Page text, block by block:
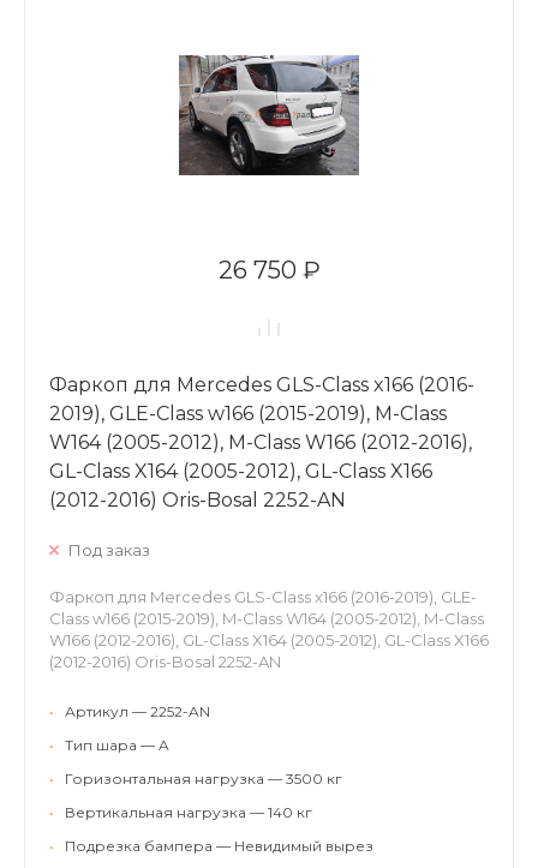
26 750 ₽
Фаркоп для Mercedes GLS-Class x166 (2016-
2019), GLE-Class w166 (2015-2019), M-Class
W164 (2005-2012), M-Class W166 (2012-2016),
GL-Class X164 (2005-2012), GL-Class X166
(2012-2016) Oris-Bosal 2252-AN
Под заказ
Фаркоп для Mercedes GLS-Class x166 (2016-2019), GLE-
Class w166 (2015-2019), M-Class W164 (2005-2012), M-Class
W166 (2012-2016), GL-Class X164 (2005-2012), GL-Class X166
(2012-2016) Oris-Bosal 2252-AN
•
Артикул — 2252-AN
•
Тип шара — A
•
Горизонтальная нагрузка — 3500 кг
•
Вертикальная нагрузка — 140 кг
•
Подрезка бампера — Невидимый вырез